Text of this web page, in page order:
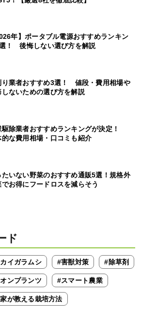
年】ポータブル電源おすすめランキン
！ 後悔しない選び方を解説
り業者おすすめ3選！ 値段・費用相場や
しないための選び方を解説
駆除業者おすすめランキングが決定！
的な費用相場・口コミも紹介
たいない野菜のおすすめ通販5選！規格外
でお得にフードロスを減らそう
ド
イガラムシ #害獣対策 #除草剤
ンプランツ #スマート農業
が教える栽培方法